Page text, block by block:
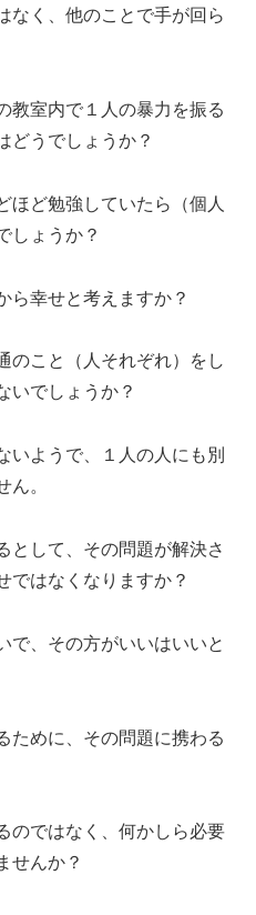
なく、他のことで手が回ら
教室内で１人の暴力を振る
どうでしょうか？
ほど勉強していたら（個人
しょうか？
ら幸せと考えますか？
のこと（人それぞれ）をし
いでしょうか？
いようで、１人の人にも別
ん。
として、その問題が解決さ
ではなくなりますか？
で、その方がいいはいいと
ために、その問題に携わる
のではなく、何かしら必要
せんか？